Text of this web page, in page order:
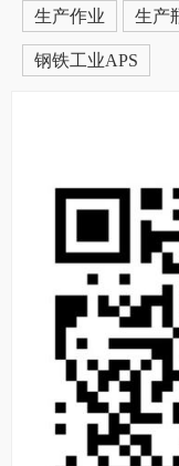
生产作业 生产
钢铁工业APS